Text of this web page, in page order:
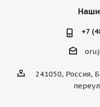
+7
241050, Россия,